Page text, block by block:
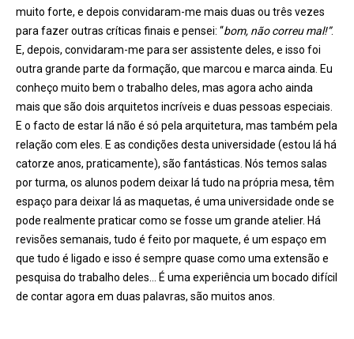
muito forte, e depois convidaram-me mais duas ou três vezes
para fazer outras críticas finais e pensei: “bom, não correu mal!”.
E, depois, convidaram-me para ser assistente deles, e isso foi
outra grande parte da formação, que marcou e marca ainda. Eu
conheço muito bem o trabalho deles, mas agora acho ainda
mais que são dois arquitetos incríveis e duas pessoas especiais.
E o facto de estar lá não é só pela arquitetura, mas também pela
relação com eles. E as condições desta universidade (estou lá há
catorze anos, praticamente), são fantásticas. Nós temos salas
por turma, os alunos podem deixar lá tudo na própria mesa, têm
espaço para deixar lá as maquetas, é uma universidade onde se
pode realmente praticar como se fosse um grande atelier. Há
revisões semanais, tudo é feito por maquete, é um espaço em
que tudo é ligado e isso é sempre quase como uma extensão e
pesquisa do trabalho deles… É uma experiência um bocado difícil
de contar agora em duas palavras, são muitos anos.